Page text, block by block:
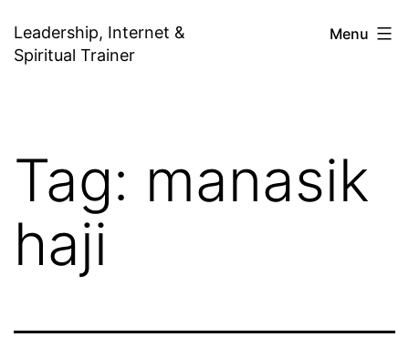
to
Leadership, Internet &
Spiritual Trainer
Menu
Tag: manasik
haji